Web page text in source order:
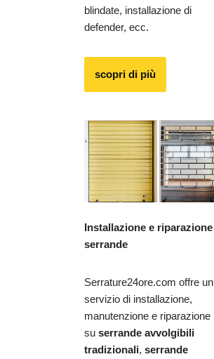
blindate, installazione di
defender, ecc.
scopri di più
Installazione e riparazione
serrande
Serrature24ore.com offre un
servizio di installazione,
manutenzione e riparazione
su serrande avvolgibili
tradizionali, serrande